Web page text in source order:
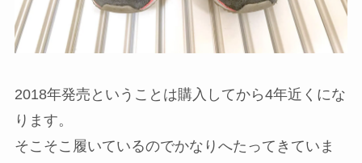
2018年発売ということは購入してから4年近くにな
ります。
そこそこ履いているのでかなりへたってきていま